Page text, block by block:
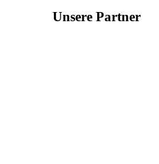
Unsere Partner